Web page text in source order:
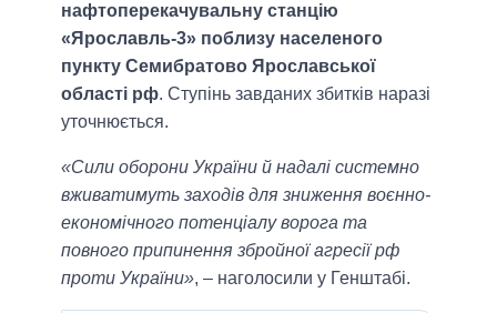
нафтоперекачувальну станцію
«Ярославль-3» поблизу населеного
пункту Семибратово Ярославської
області рф. Ступінь завданих збитків наразі
уточнюється.
«Сили оборони України й надалі системно
вживатимуть заходів для зниження воєнно-
економічного потенціалу ворога та
повного припинення збройної агресії рф
проти України», – наголосили у Генштабі.